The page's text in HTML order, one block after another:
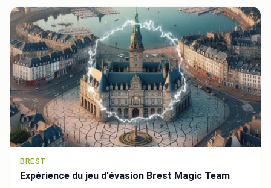
BREST
Expérience du jeu d'évasion Brest Magic Team